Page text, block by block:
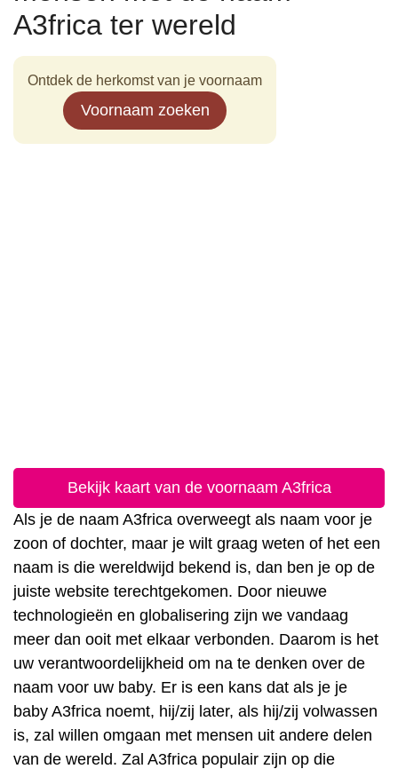
A3frica ter wereld
Ontdek de herkomst van je voornaam
Voornaam zoeken
Bekijk kaart van de voornaam A3frica
Als je de naam A3frica overweegt als naam voor je
zoon of dochter, maar je wilt graag weten of het een
naam is die wereldwijd bekend is, dan ben je op de
juiste website terechtgekomen. Door nieuwe
technologieën en globalisering zijn we vandaag
meer dan ooit met elkaar verbonden. Daarom is het
uw verantwoordelijkheid om na te denken over de
naam voor uw baby. Er is een kans dat als je je
baby A3frica noemt, hij/zij later, als hij/zij volwassen
is, zal willen omgaan met mensen uit andere delen
van de wereld. Zal A3frica populair zijn op die